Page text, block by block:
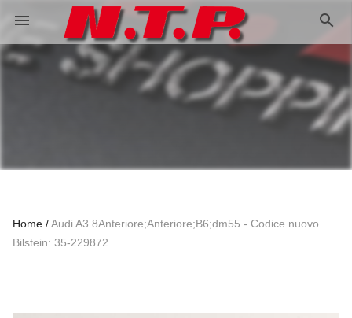
menu search
Home
Audi A3 8Anteriore;Anteriore;B6;dm55 - Codice nuovo
Bilstein: 35-229872